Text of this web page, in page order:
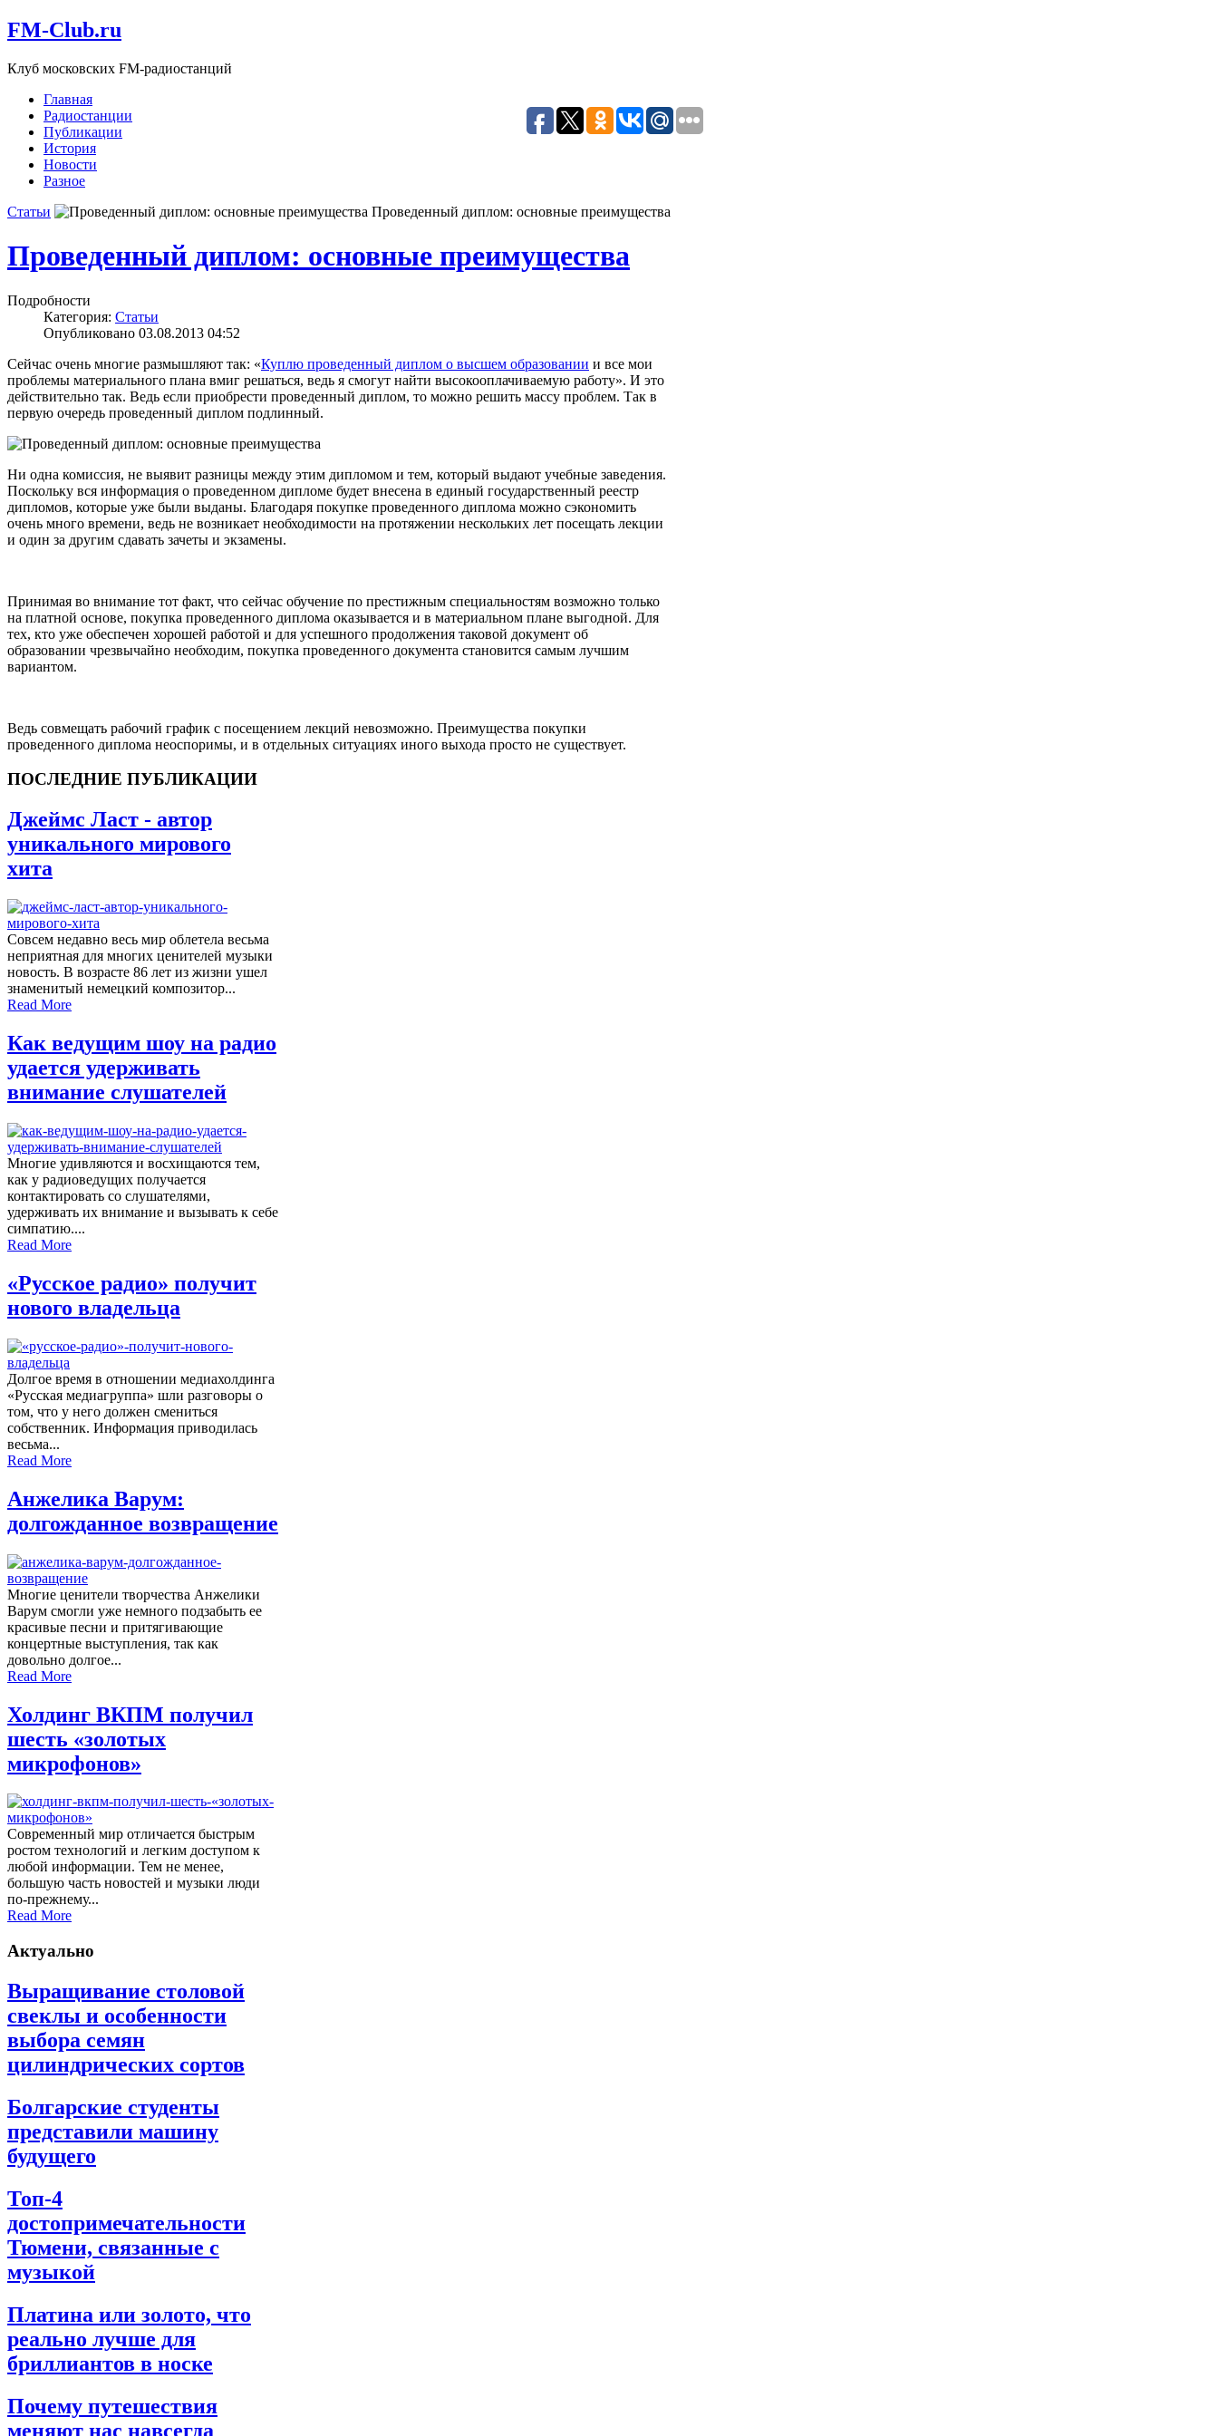
FM-Club.ru
Клуб московских FM-радиостанций
Главная
Радиостанции
Публикации
История
Новости
Разное
Статьи
Проведенный диплом: основные преимущества
Проведенный диплом: основные преимущества
Подробности
Категория: Статьи
Опубликовано 03.08.2013 04:52
Сейчас очень многие размышляют так: «Куплю проведенный диплом о высшем образовании и все мои
проблемы материального плана вмиг решаться, ведь я смогут найти высокооплачиваемую работу». И это
действительно так. Ведь если приобрести проведенный диплом, то можно решить массу проблем. Так в
первую очередь проведенный диплом подлинный.
Ни одна комиссия, не выявит разницы между этим дипломом и тем, который выдают учебные заведения.
Поскольку вся информация о проведенном дипломе будет внесена в единый государственный реестр
дипломов, которые уже были выданы. Благодаря покупке проведенного диплома можно сэкономить
очень много времени, ведь не возникает необходимости на протяжении нескольких лет посещать лекции
и один за другим сдавать зачеты и экзамены.
Принимая во внимание тот факт, что сейчас обучение по престижным специальностям возможно только
на платной основе, покупка проведенного диплома оказывается и в материальном плане выгодной. Для
тех, кто уже обеспечен хорошей работой и для успешного продолжения таковой документ об
образовании чрезвычайно необходим, покупка проведенного документа становится самым лучшим
вариантом.
Ведь совмещать рабочий график с посещением лекций невозможно. Преимущества покупки
проведенного диплома неоспоримы, и в отдельных ситуациях иного выхода просто не существует.
ПОСЛЕДНИЕ ПУБЛИКАЦИИ
Джеймс Ласт - автор
уникального мирового
хита
Совсем недавно весь мир облетела весьма
неприятная для многих ценителей музыки
новость. В возрасте 86 лет из жизни ушел
знаменитый немецкий композитор...
Read More
Как ведущим шоу на радио
удается удерживать
внимание слушателей
Многие удивляются и восхищаются тем,
как у радиоведущих получается
контактировать со слушателями,
удерживать их внимание и вызывать к себе
симпатию....
Read More
«Русское радио» получит
нового владельца
Долгое время в отношении медиахолдинга
«Русская медиагруппа» шли разговоры о
том, что у него должен смениться
собственник. Информация приводилась
весьма...
Read More
Анжелика Варум:
долгожданное возвращение
Многие ценители творчества Анжелики
Варум смогли уже немного подзабыть ее
красивые песни и притягивающие
концертные выступления, так как
довольно долгое...
Read More
Холдинг ВКПМ получил
шесть «золотых
микрофонов»
Современный мир отличается быстрым
ростом технологий и легким доступом к
любой информации. Тем не менее,
большую часть новостей и музыки люди
по-прежнему...
Read More
Актуально
Выращивание столовой
свеклы и особенности
выбора семян
цилиндрических сортов
Болгарские студенты
представили машину
будущего
Топ-4
достопримечательности
Тюмени, связанные с
музыкой
Платина или золото, что
реально лучше для
бриллиантов в носке
Почему путешествия
меняют нас навсегда